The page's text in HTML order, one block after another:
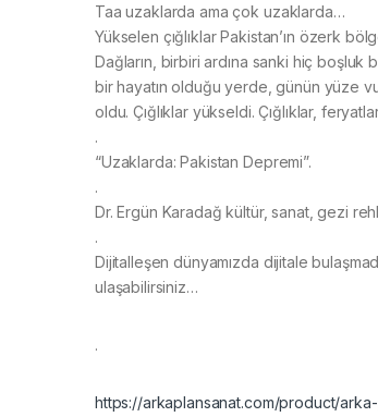
Taa uzaklarda ama çok uzaklarda…
Yükselen çığlıklar Pakistan’ın özerk
Dağların, birbiri ardına sanki hiç boşluk
bir hayatın olduğu yerde, günün yüze
oldu. Çığlıklar yükseldi. Çığlıklar,
.
“Uzaklarda: Pakistan Depremi”.
.
Dr. Ergün Karadağ kültür, sanat, gezi
.
Dijitalleşen dünyamızda dijitale
ulaşabilirsiniz…
.
https://arkaplansanat.com/product/